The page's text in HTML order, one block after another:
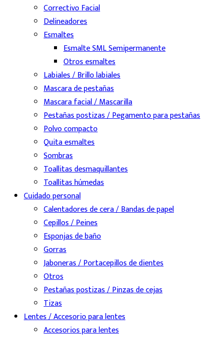
Correctivo Facial
Delineadores
Esmaltes
Esmalte SML Semipermanente
Otros esmaltes
Labiales / Brillo labiales
Mascara de pestañas
Mascara facial / Mascarilla
Pestañas postizas / Pegamento para pestañas
Polvo compacto
Quita esmaltes
Sombras
Toallitas desmaquillantes
Toallitas húmedas
Cuidado personal
Calentadores de cera / Bandas de papel
Cepillos / Peines
Esponjas de baño
Gorras
Jaboneras / Portacepillos de dientes
Otros
Pestañas postizas / Pinzas de cejas
Tizas
Lentes / Accesorio para lentes
Accesorios para lentes